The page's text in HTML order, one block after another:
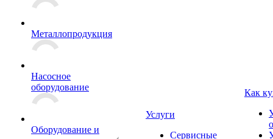
Металлопродукция
Насосное
оборудование
Оборудование и
Услуги
Сервисные
Как